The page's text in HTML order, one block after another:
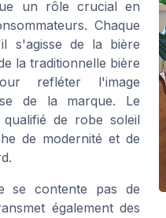
un rôle crucial en
Chaque
s'agisse de la bière
la traditionnelle bière
refléter l'image
de la marque. Le
de robe soleil
de modernité et de
se contente pas de
également des